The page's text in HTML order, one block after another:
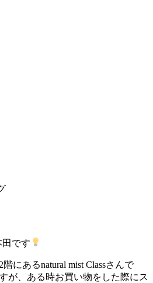
田です
にあるnatural mist Classさんで
が、ある時お買い物をした際にス